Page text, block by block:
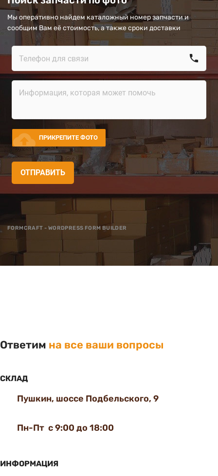
Мы оперативно найдем каталожный номер запчасти и
сообщим Вам её стоимость, а также сроки доставки
call
cloud_upload ПРИКРЕПИТЕ ФОТО
ОТПРАВИТЬ
FORMCRAFT - WORDPRESS FORM BUILDER
Ответим на все ваши вопросы
СКЛАД
Пушкин, шоссе Подбельского, 9
Пн-Пт с 9:00 до 18:00
ИНФОРМАЦИЯ